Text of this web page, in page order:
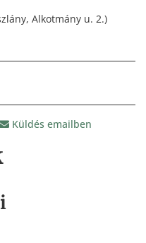
Alkotmány u. 2.)
Küldés emailben